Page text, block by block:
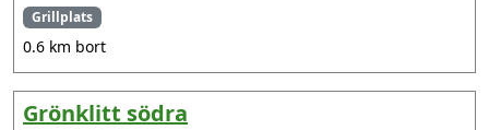
Grillplats
0.6 km bort
Grönklitt södra